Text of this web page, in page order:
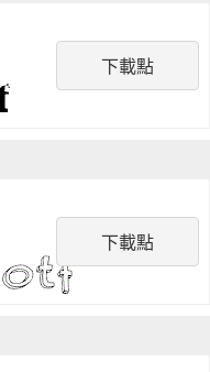
下載點
下載點